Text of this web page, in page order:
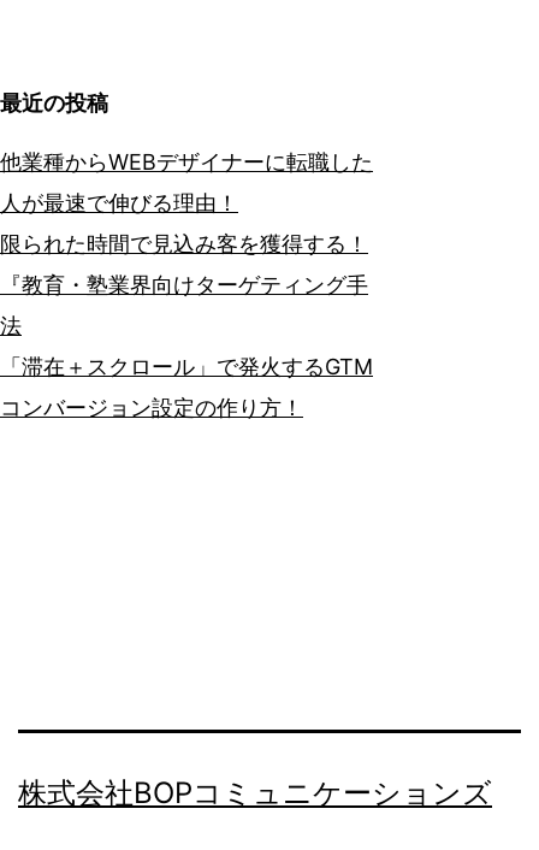
最近の投稿
他業種からWEBデザイナーに転職した
人が最速で伸びる理由！
限られた時間で見込み客を獲得する！
『教育・塾業界向けターゲティング手
法
「滞在＋スクロール」で発火するGTM
コンバージョン設定の作り方！
株式会社BOPコミュニケーションズ